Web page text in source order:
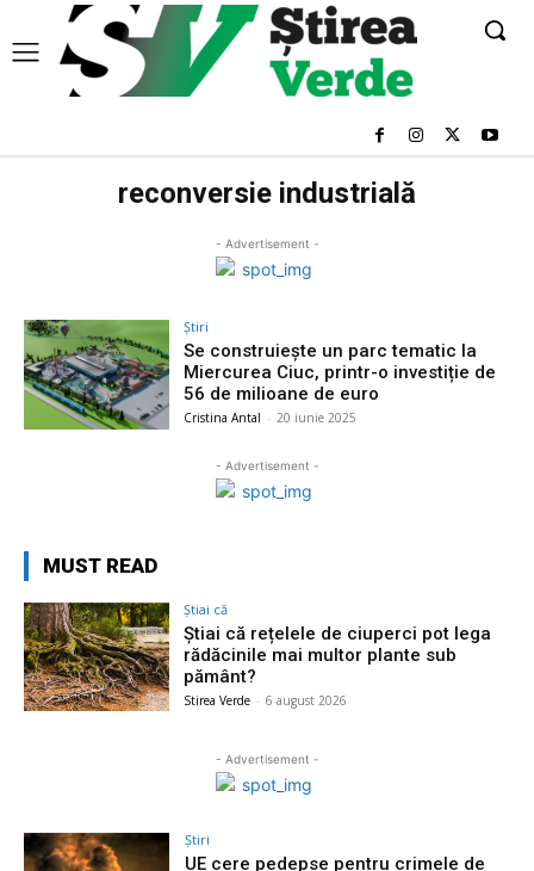
reconversie industrială
- Advertisement -
Știri
Se construiește un parc tematic la
Miercurea Ciuc, printr-o investiție de
56 de milioane de euro
Cristina Antal - 20 iunie 2025
- Advertisement -
MUST READ
Știai că
Știai că rețelele de ciuperci pot lega
rădăcinile mai multor plante sub
pământ?
Stirea Verde - 6 august 2026
- Advertisement -
Știri
UE cere pedepse pentru crimele de